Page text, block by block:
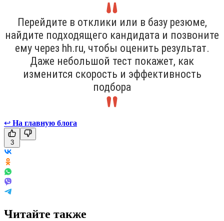
Перейдите в отклики или в базу резюме,
найдите подходящего кандидата и позвоните
ему через hh.ru, чтобы оценить результат.
Даже небольшой тест покажет, как
изменится скорость и эффективность
подбора
↩ На главную блога
3
Читайте также